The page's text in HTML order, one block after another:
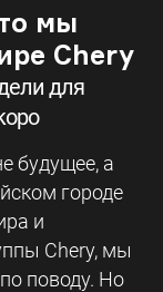
мы
Chery
для
будущее, а
городе
и
Chery, мы
поводу. Но